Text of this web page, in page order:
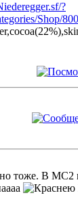
?
Shop/
тоже. В